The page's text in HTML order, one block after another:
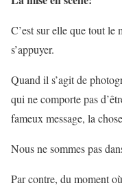
C’est sur elle que tout le
s’appuyer.
Quand il s’agit de
qui ne comporte pas
fameux message, la
Nous ne sommes pas
Par contre, du moment